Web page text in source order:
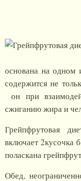
основана на одном
содержится не
он при
сжиганию жира и
Грейпфрутовая
включает 2кусочка
поласкана
Обед,